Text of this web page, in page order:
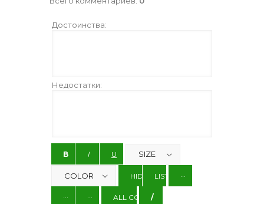
Достоинства:
Недостатки: